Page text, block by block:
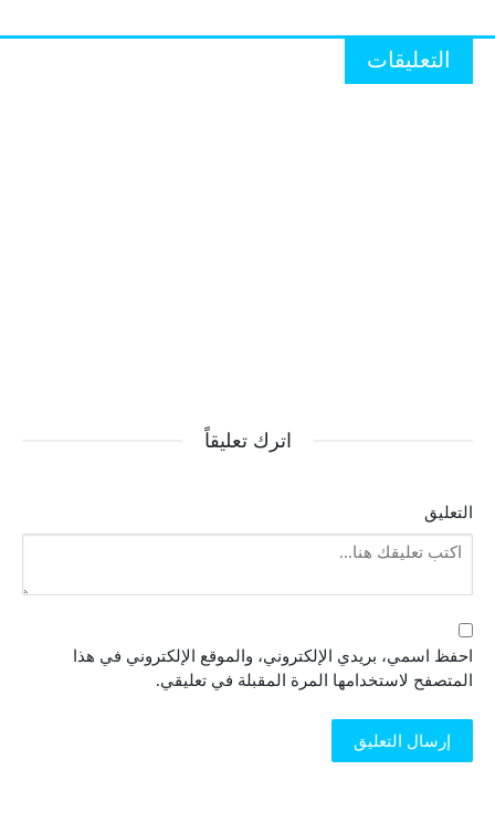
التعليقات
اترك تعليقاً
التعليق
احفظ اسمي، بريدي الإلكتروني، والموقع الإلكتروني في هذا
المتصفح لاستخدامها المرة المقبلة في تعليقي.